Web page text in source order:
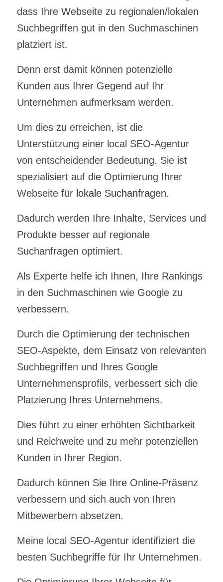
dass Ihre Webseite zu regionalen/lokalen
Suchbegriffen gut in den Suchmaschinen
platziert ist.
Denn erst damit können potenzielle
Kunden aus Ihrer Gegend auf Ihr
Unternehmen aufmerksam werden.
Um dies zu erreichen, ist die
Unterstützung einer local SEO-Agentur
von entscheidender Bedeutung. Sie ist
spezialisiert auf die Optimierung Ihrer
Webseite für lokale Suchanfragen.
Dadurch werden Ihre Inhalte, Services und
Produkte besser auf regionale
Suchanfragen optimiert.
Als Experte helfe ich Ihnen, Ihre Rankings
in den Suchmaschinen wie Google zu
verbessern.
Durch die Optimierung der technischen
SEO-Aspekte, dem Einsatz von relevanten
Suchbegriffen und Ihres Google
Unternehmensprofils, verbessert sich die
Platzierung Ihres Unternehmens.
Dies führt zu einer erhöhten Sichtbarkeit
und Reichweite und zu mehr potenziellen
Kunden in Ihrer Region.
Dadurch können Sie Ihre Online-Präsenz
verbessern und sich auch von Ihren
Mitbewerbern absetzen.
Meine local SEO-Agentur identifiziert die
besten Suchbegriffe für Ihr Unternehmen.